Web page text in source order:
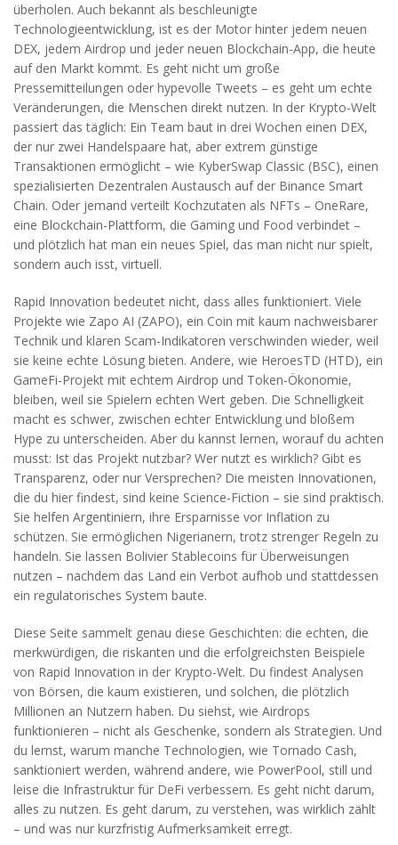
überholen. Auch bekannt als beschleunigte
Technologieentwicklung, ist es der Motor hinter jedem neuen
DEX, jedem Airdrop und jeder neuen Blockchain-App, die heute
auf den Markt kommt. Es geht nicht um große
Pressemitteilungen oder hypevolle Tweets – es geht um echte
Veränderungen, die Menschen direkt nutzen. In der Krypto-Welt
passiert das täglich: Ein Team baut in drei Wochen einen DEX,
der nur zwei Handelspaare hat, aber extrem günstige
Transaktionen ermöglicht – wie KyberSwap Classic (BSC), einen
spezialisierten Dezentralen Austausch auf der Binance Smart
Chain. Oder jemand verteilt Kochzutaten als NFTs – OneRare,
eine Blockchain-Plattform, die Gaming und Food verbindet –
und plötzlich hat man ein neues Spiel, das man nicht nur spielt,
sondern auch isst, virtuell.
Rapid Innovation bedeutet nicht, dass alles funktioniert. Viele
Projekte wie Zapo AI (ZAPO), ein Coin mit kaum nachweisbarer
Technik und klaren Scam-Indikatoren verschwinden wieder, weil
sie keine echte Lösung bieten. Andere, wie HeroesTD (HTD), ein
GameFi-Projekt mit echtem Airdrop und Token-Ökonomie,
bleiben, weil sie Spielern echten Wert geben. Die Schnelligkeit
macht es schwer, zwischen echter Entwicklung und bloßem
Hype zu unterscheiden. Aber du kannst lernen, worauf du achten
musst: Ist das Projekt nutzbar? Wer nutzt es wirklich? Gibt es
Transparenz, oder nur Versprechen? Die meisten Innovationen,
die du hier findest, sind keine Science-Fiction – sie sind praktisch.
Sie helfen Argentiniern, ihre Ersparnisse vor Inflation zu
schützen. Sie ermöglichen Nigerianern, trotz strenger Regeln zu
handeln. Sie lassen Bolivier Stablecoins für Überweisungen
nutzen – nachdem das Land ein Verbot aufhob und stattdessen
ein regulatorisches System baute.
Diese Seite sammelt genau diese Geschichten: die echten, die
merkwürdigen, die riskanten und die erfolgreichsten Beispiele
von Rapid Innovation in der Krypto-Welt. Du findest Analysen
von Börsen, die kaum existieren, und solchen, die plötzlich
Millionen an Nutzern haben. Du siehst, wie Airdrops
funktionieren – nicht als Geschenke, sondern als Strategien. Und
du lernst, warum manche Technologien, wie Tornado Cash,
sanktioniert werden, während andere, wie PowerPool, still und
leise die Infrastruktur für DeFi verbessern. Es geht nicht darum,
alles zu nutzen. Es geht darum, zu verstehen, was wirklich zählt
– und was nur kurzfristig Aufmerksamkeit erregt.